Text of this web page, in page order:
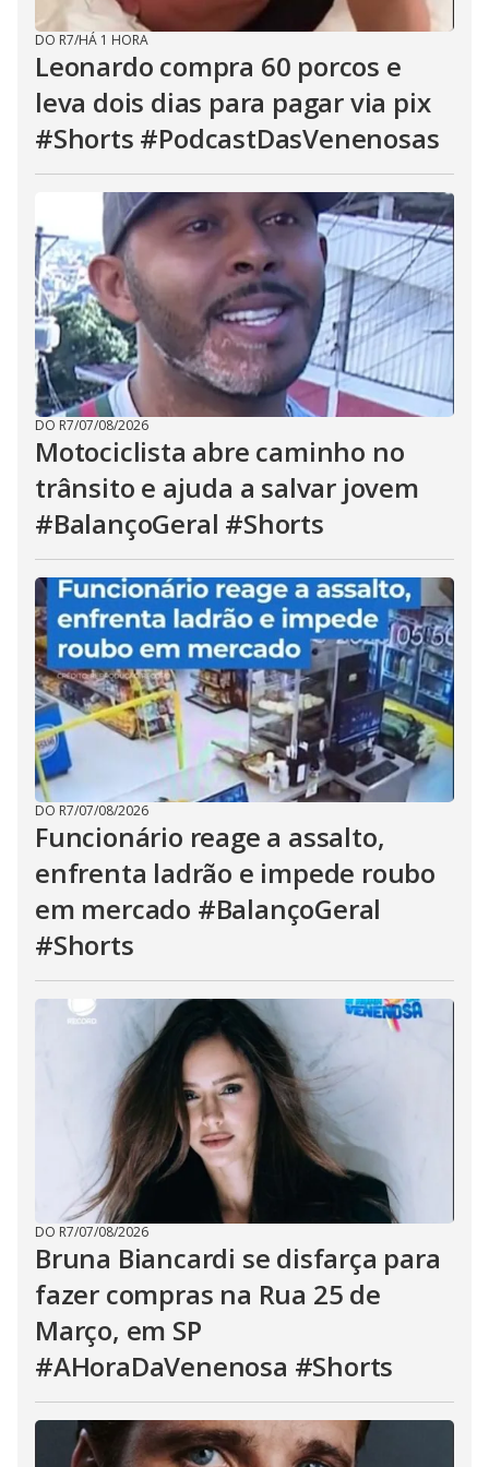
DO R7/HÁ 1 HORA
Leonardo compra 60 porcos e
leva dois dias para pagar via pix
#Shorts #PodcastDasVenenosas
DO R7/07/08/2026
Motociclista abre caminho no
trânsito e ajuda a salvar jovem
#BalançoGeral #Shorts
DO R7/07/08/2026
Funcionário reage a assalto,
enfrenta ladrão e impede roubo
em mercado #BalançoGeral
#Shorts
DO R7/07/08/2026
Bruna Biancardi se disfarça para
fazer compras na Rua 25 de
Março, em SP
#AHoraDaVenenosa #Shorts